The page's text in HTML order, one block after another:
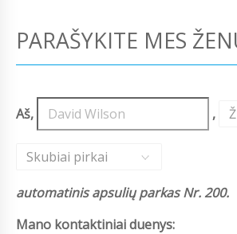
PARAŠYKITE MES
Aš, ,
Skubiai pirkai
automatinis apsulių parkas Nr. 200.
Mano kontaktiniai duenys: